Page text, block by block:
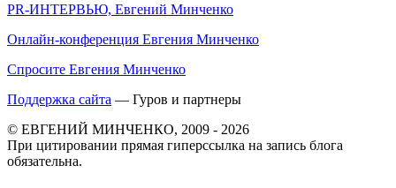
PR-ИНТЕРВЬЮ, Евгений Минченко
Онлайн-конференция Евгения Минченко
Спросите Евгения Минченко
Поддержка сайта — Гуров и партнеры
© ЕВГЕНИЙ МИНЧЕНКО, 2009 - 2026
При цитировании прямая гиперссылка на запись блога
обязательна.